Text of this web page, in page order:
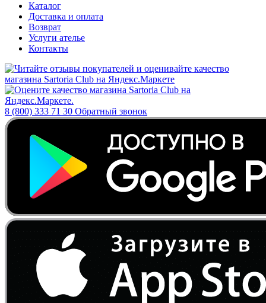
Каталог
Доставка и оплата
Возврат
Услуги ателье
Контакты
8 (800) 333 71 30 Обратный звонок